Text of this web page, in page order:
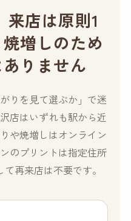
店は原則1
増しのため
りません
りを見て選ぶか」で迷
店はいずれも駅から近
や焼増しはオンライン
のプリントは指定住所
再来店は不要です。